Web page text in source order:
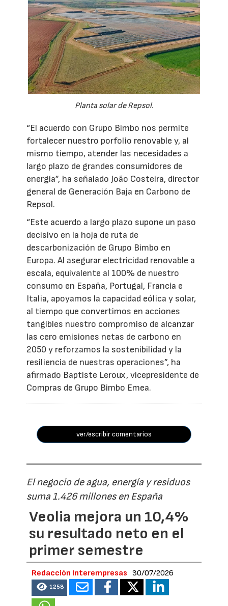
Planta solar de Repsol.
“El acuerdo con Grupo Bimbo nos permite
fortalecer nuestro porfolio renovable y, al
mismo tiempo, atender las necesidades a
largo plazo de grandes consumidores de
energía”, ha señalado João Costeira, director
general de Generación Baja en Carbono de
Repsol.
“Este acuerdo a largo plazo supone un paso
decisivo en la hoja de ruta de
descarbonización de Grupo Bimbo en
Europa. Al asegurar electricidad renovable a
escala, equivalente al 100% de nuestro
consumo en España, Portugal, Francia e
Italia, apoyamos la capacidad eólica y solar,
al tiempo que convertimos en acciones
tangibles nuestro compromiso de alcanzar
las cero emisiones netas de carbono en
2050 y reforzamos la sostenibilidad y la
resiliencia de nuestras operaciones”, ha
afirmado Baptiste Leroux, vicepresidente de
Compras de Grupo Bimbo Emea.
ver/escribir comentarios
El negocio de agua, energía y residuos
suma 1.426 millones en España
Veolia mejora un 10,4%
su resultado neto en el
primer semestre
Redacción Interempresas 30/07/2026
1258